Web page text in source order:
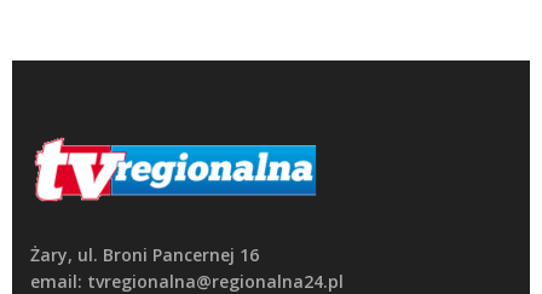
Żary, ul. Broni Pancernej 16
email: tvregionalna@regionalna24.pl